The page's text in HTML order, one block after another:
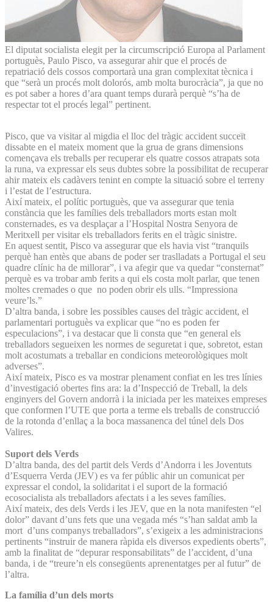
El diputat socialista elegit per la circumscripció Europa al Parlament
portuguès, Paulo Pisco, va assegurar ahir que el procés de
repatriació dels cossos comportarà una gran complexitat tècnica i
que “serà un procés molt dolorós, amb molta burocràcia”, ja que no
es pot saber a hores d’ara quant temps durarà perquè “s’ha de
respectar tot el procés legal” pertinent.
Pisco, que va visitar al migdia el lloc del tràgic accident succeït
dissabte en el mateix moment que la grua de grans dimensions
començava els treballs per recuperar els quatre cossos atrapats sota
la runa, va expressar els seus dubtes sobre la possibilitat de recuperar
ahir mateix els cadàvers tenint en compte la situació sobre el terreny
i l’estat de l’estructura.
Així mateix, el polític portuguès, que va assegurar que tenia
constància que les famílies dels treballadors morts estan molt
consternades, es va desplaçar a l’Hospital Nostra Senyora de
Meritxell per visitar els treballadors ferits en el tràgic sinistre.
En aquest sentit, Pisco va assegurar que els havia vist “tranquils
perquè han entès que abans de poder ser traslladats a Portugal el seu
quadre clínic ha de millorar”, i va afegir que va quedar “consternat”
perquè es va trobar amb ferits a qui els costa molt parlar, que tenen
moltes cremades o que no poden obrir els ulls. “Impressiona
veure’ls.”
D’altra banda, i sobre les possibles causes del tràgic accident, el
parlamentari portuguès va explicar que “no es poden fer
especulacions”, i va destacar que li consta que “en general els
treballadors segueixen les normes de seguretat i que, sobretot, estan
molt acostumats a treballar en condicions meteorològiques molt
adverses”.
Així mateix, Pisco es va mostrar plenament confiat en les tres línies
d’investigació obertes fins ara: la d’Inspecció de Treball, la dels
enginyers del Govern andorrà i la iniciada per les mateixes empreses
que conformen l’UTE que porta a terme els treballs de construcció
de la rotonda d’enllaç a la boca massanenca del túnel dels Dos
Valires.
Suport dels Verds
D’altra banda, des del partit dels Verds d’Andorra i les Joventuts
d’Esquerra Verda (JEV) es va fer públic ahir un comunicat per
expressar el condol, la solidaritat i el suport de la formació
ecosocialista als treballadors afectats i a les seves famílies.
Així mateix, des dels Verds i les JEV, que en la nota manifesten “el
dolor” davant d’uns fets que una vegada més “s’han saldat amb la
mort d’uns companys treballadors”, s’exigeix a les administracions
pertinents “instruir de manera ràpida els diversos expedients oberts”,
amb la finalitat de “depurar responsabilitats” de l’accident, d’una
banda, i de “treure’n els consegüents aprenentatges per al futur” de
l’altra.
La família d’un dels morts